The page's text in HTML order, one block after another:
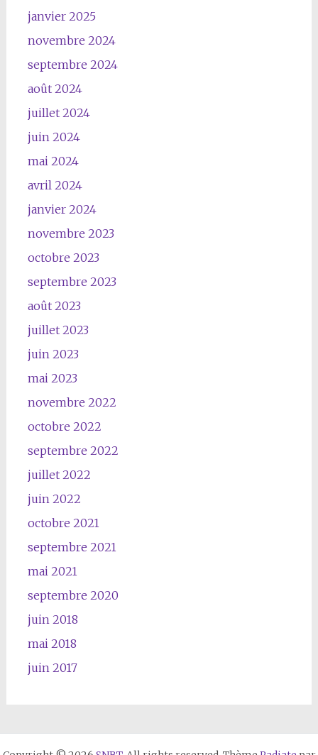
janvier 2025
novembre 2024
septembre 2024
août 2024
juillet 2024
juin 2024
mai 2024
avril 2024
janvier 2024
novembre 2023
octobre 2023
septembre 2023
août 2023
juillet 2023
juin 2023
mai 2023
novembre 2022
octobre 2022
septembre 2022
juillet 2022
juin 2022
octobre 2021
septembre 2021
mai 2021
septembre 2020
juin 2018
mai 2018
juin 2017